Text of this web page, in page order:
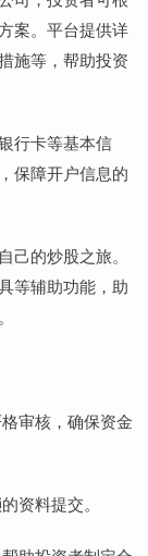
案。平台提供详
施等，帮助投资
行卡等基本信
保障开户信息的
的炒股之旅。
等辅助功能，助
审核，确保资金
资料提交。